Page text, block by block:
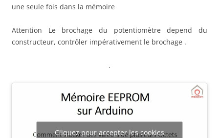
une seule fois dans la mémoire
Attention Le brochage du potentiomètre depend du
constructeur, contrôler impérativement le brochage .
.
Cliquez pour accepter les cookies